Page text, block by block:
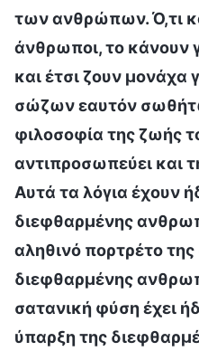
των ανθρώπων. Ό,τι
άνθρωποι, το κάνουν
και έτσι ζουν μονάχα
σώζων εαυτόν
φιλοσοφία της ζωής
αντιπροσωπεύει και
Αυτά τα λόγια έχουν
διεφθαρμένης
αληθινό πορτρέτο
διεφθαρμένης
σατανική φύση έχει
ύπαρξη της